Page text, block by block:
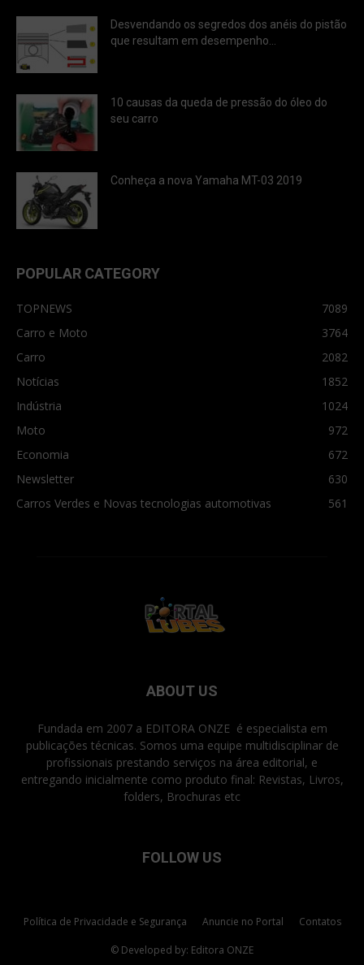
Desvendando os segredos dos anéis do pistão
que resultam em desempenho...
10 causas da queda de pressão do óleo do
seu carro
Conheça a nova Yamaha MT-03 2019
POPULAR CATEGORY
TOPNEWS
7089
Carro e Moto
3764
Carro
2082
Notícias
1852
Indústria
1024
Moto
972
Economia
672
Newsletter
630
Carros Verdes e Novas tecnologias automotivas
561
ABOUT US
Fundada em 2007 a EDITORA ONZE é especialista em
publicações técnicas. Somos uma equipe multidisciplinar de
profissionais prestando serviços na área editorial, e
entregando inicialmente como produto final: Revistas, Livros,
folders, Brochuras etc
FOLLOW US
Política de Privacidade e Segurança Anuncie no Portal Contatos
© Developed by: Editora ONZE